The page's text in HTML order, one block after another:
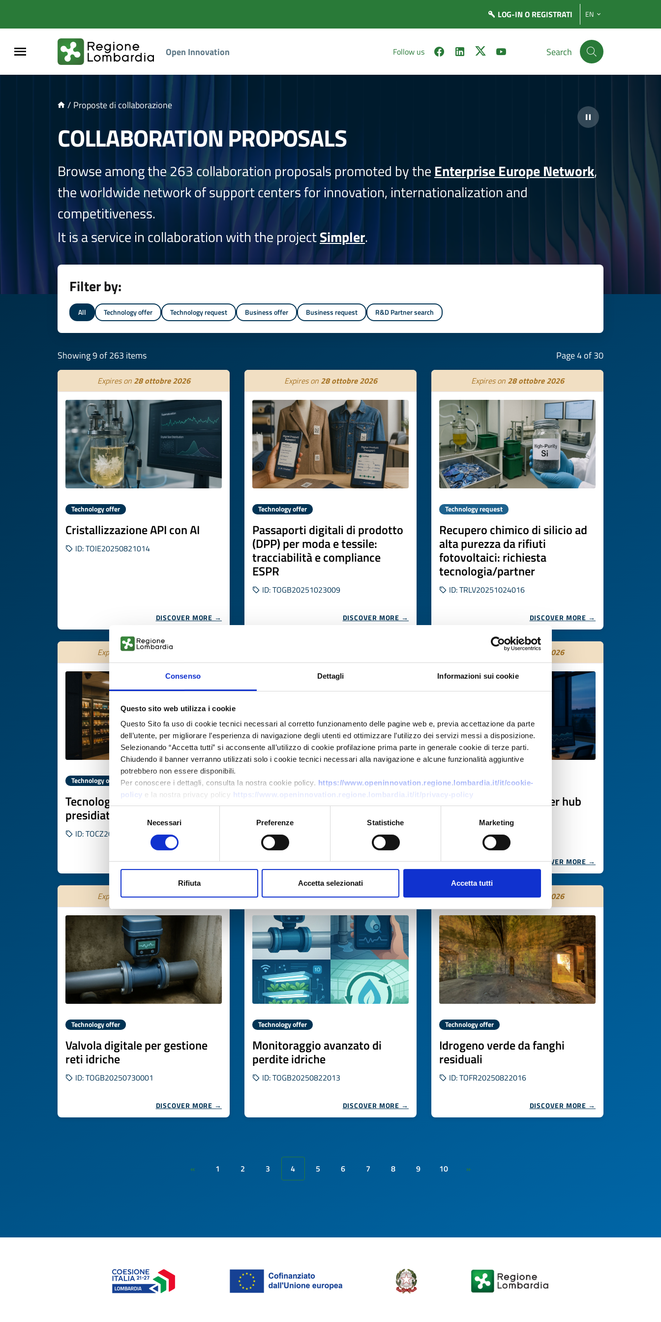
Consenso Dettagli Informazioni sui cookie
Questo sito web utilizza i cookie
Questo Sito fa uso di cookie tecnici necessari al corretto funzionamento delle pagine web e, previa accettazione da parte
dell’utente, per migliorare l’esperienza di navigazione degli utenti ed ottimizzare l’utilizzo dei servizi messi a disposizione.
Selezionando “Accetta tutti” si acconsente all’utilizzo di cookie profilazione prima parte in generale cookie di terze parti.
Chiudendo il banner verranno utilizzati solo i cookie tecnici necessari alla navigazione e alcune funzionalità aggiuntive
potrebbero non essere disponibili.
Per conoscere i dettagli, consulta la nostra cookie policy. https://www.openinnovation.regione.lombardia.it/it/cookie-
policy e la nostra privacy policy https://www.openinnovation.regione.lombardia.it/it/privacy-policy
Selezione
consenso
Necessari Preferenze Statistiche Marketing
Rifiuta Accetta selezionati Accetta tutti
LOG-IN O REGISTRATI EN
Open Innovation Follow us Search
/ Proposte di collaborazione
COLLABORATION PROPOSALS
Browse among the 263 collaboration proposals promoted by the Enterprise Europe Network,
the worldwide network of support centers for innovation, internationalization and
competitiveness.
It is a service in collaboration with the projectSimpler.
Filter by:
All Technology offer Technology request Business offer Business request R&D Partner search
Showing 9 of 263 items Page 4 of 30
Expires on 28 ottobre 2026
Technology offer
Cristallizzazione API con AI
ID: TOIE20250821014
DISCOVER MORE →
Expires on 28 ottobre 2026
Technology offer
Passaporti digitali di prodotto
(DPP) per moda e tessile:
tracciabilità e compliance
ESPR
ID: TOGB20251023009
DISCOVER MORE →
Expires on 28 ottobre 2026
Technology request
Recupero chimico di silicio ad
alta purezza da rifiuti
fotovoltaici: richiesta
tecnologia/partner
ID: TRLV20251024016
DISCOVER MORE →
Expires on29 ottobre 2026
Technology offer
Tecnologia per negozi non
presidiati h24
ID: TOCZ20250821003
DISCOVER MORE →
Technology offer
Nanomateriali per produzione
ID: TODE20250731010
DISCOVER MORE →
Expires on29 ottobre 2026
Technology offer
Piattaforma digitale per hub
ID: TOES20250805017
DISCOVER MORE →
Expires on29 ottobre 2026
Technology offer
Valvola digitale per gestione
reti idriche
ID: TOGB20250730001
DISCOVER MORE →
Expires on31 ottobre 2026
Technology offer
Monitoraggio avanzato di
perdite idriche
ID: TOGB20250822013
DISCOVER MORE →
Expires on31 ottobre 2026
Technology offer
Idrogeno verde da fanghi
residuali
ID: TOFR20250822016
DISCOVER MORE →
« 1 2 3 4 5 6 7 8 9 10 »